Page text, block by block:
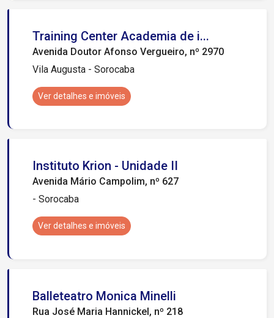
Training Center Academia de i...
Avenida Doutor Afonso Vergueiro, nº 2970
Vila Augusta - Sorocaba
Ver detalhes e imóveis
Instituto Krion - Unidade II
Avenida Mário Campolim, nº 627
- Sorocaba
Ver detalhes e imóveis
Balleteatro Monica Minelli
Rua José Maria Hannickel, nº 218